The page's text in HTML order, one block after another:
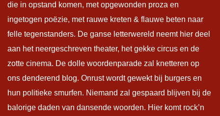
die in opstand komen, met opgewonden proza en
ingetogen poëzie, met rauwe kreten & flauwe beten naar
felle tegenstanders. De ganse letterwereld neemt hier deel
aan het neergeschreven theater, het gekke circus en de
zotte cinema. De dolle woordenparade zal knetteren op
ons denderend blog. Onrust wordt gewekt bij burgers en
hun politieke smurfen. Niemand zal gespaard blijven bij de
balorige daden van dansende woorden. Hier komt rock’n